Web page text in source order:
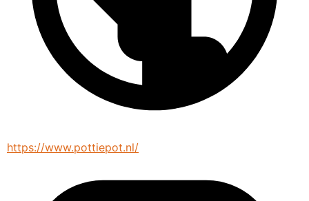
https://www.pottiepot.nl/